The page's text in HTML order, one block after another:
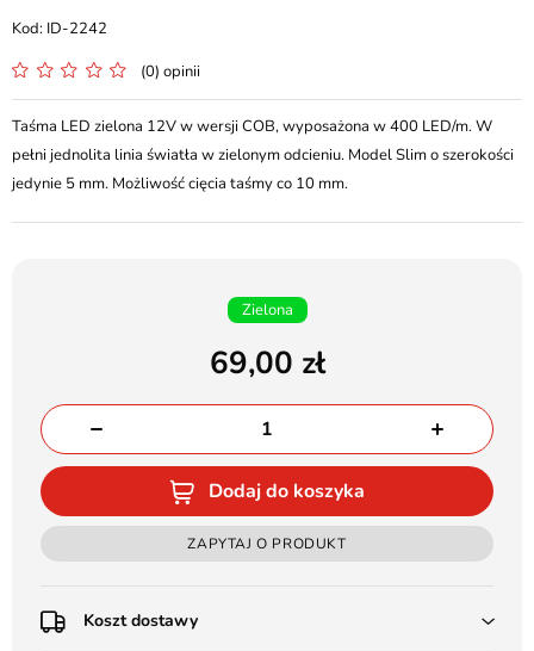
ID-2242
(0) opinii
Taśma LED zielona 12V w wersji COB, wyposażona w 400 LED/m. W
pełni jednolita linia światła w zielonym odcieniu. Model Slim o szerokości
jedynie 5 mm. Możliwość cięcia taśmy co 10 mm.
Zielona
69,00
Dodaj do koszyka
ZAPYTAJ O PRODUKT
Koszt dostawy